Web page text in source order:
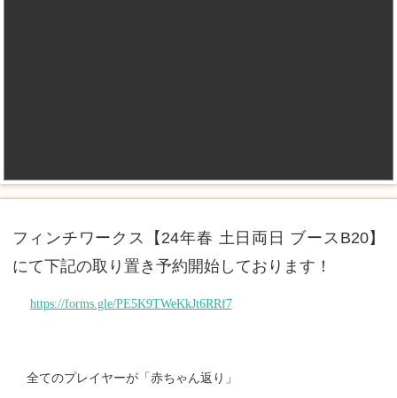
フィンチワークス【24年春 土日両日 ブースB20】
にて下記の取り置き予約開始しております！
https://forms.gle/PE5K9TWeKkJt6RRf7
全てのプレイヤーが「赤ちゃん返り」